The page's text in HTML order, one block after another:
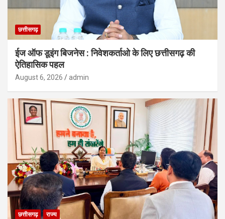
छत्तीसगढ़
ईज ऑफ डूइंग बिजनेस : निवेशकर्ताओ के लिए छत्तीसगढ़ की
ऐतिहासिक पहल
August 6, 2026 admin
छत्तीसगढ़ राज्य